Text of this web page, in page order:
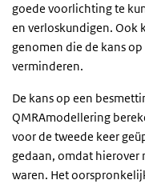
goede voorlichting te
en verloskundigen. Ook
genomen die de kans
verminderen.
De kans op een
QMRAmodellering
voor de tweede keer
gedaan, omdat hierover
waren. Het